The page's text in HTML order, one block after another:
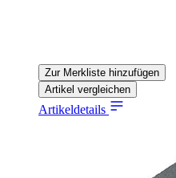
Zur Merkliste hinzufügen
Artikel vergleichen
Artikeldetails